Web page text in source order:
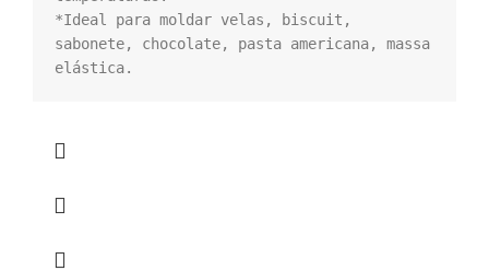
*Ideal para moldar velas, biscuit,
sabonete, chocolate, pasta americana, massa
elástica.